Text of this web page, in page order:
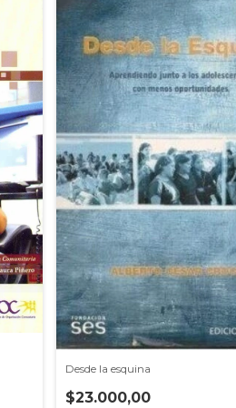
Desde la esquina
$23.000,00